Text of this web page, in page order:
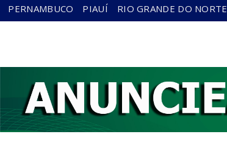
PERNAMBUCO PIAUÍ RIO GRANDE DO NORTE